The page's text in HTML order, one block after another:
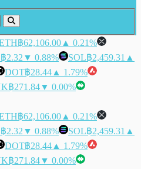
฿62,106.00 ▲ 0.21%
฿2.32 ▼ 0.88% SOL฿2,459.31 ▲
DOT฿28.44 ▲ 1.79%
฿271.84▼ 0.00%
฿62,106.00 ▲ 0.21%
฿2.32 ▼ 0.88% SOL฿2,459.31 ▲
DOT฿28.44 ▲ 1.79%
฿271.84▼ 0.00%